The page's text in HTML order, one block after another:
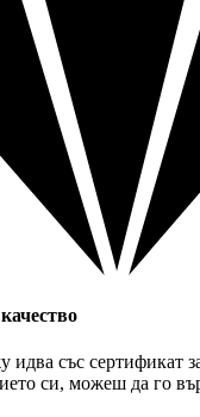
идва със сертификат
си, можеш да го